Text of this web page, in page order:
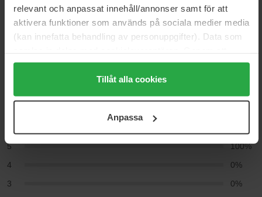
relevant och anpassat innehåll/annonser samt för att
aktivera funktioner som används på sociala medier media
(kan innefatta behandling av personuppgifter). Data som
trycka på "Tillåt alla cookies" accepterar du alla cookies,
medan du under "Detaljer" kan anpassa användningen av
cookies. Du kan när som helst återkalla ditt samtycke.
Tillåt alla cookies
Anpassa
Spørsmål og svar (0)
5
Basert på 2 anmeldelser
5
100%
4
0%
3
0%